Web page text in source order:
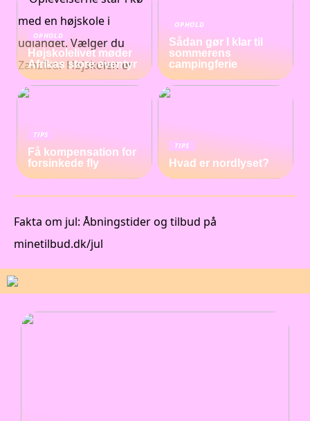
OPHOLD
Højskolelivet møder
Afrikas store eventyr
OPHOLD
Sådan gør I klar til
sommerens
campingferie
TIPS
Få kompensation for
forsinkede fly
TIPS
Hvad er nordlyset?
Fakta om jul: Åbningstider og tilbud på
minetilbud.dk/jul